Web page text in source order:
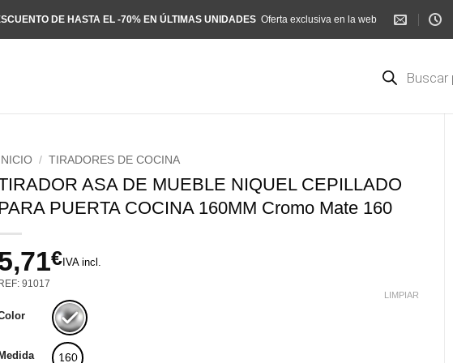
DE HASTA EL -70% EN ÚLTIMAS UNIDADES Oferta exclusiva en la web
productos
INICIO / TIRADORES DE COCINA
ASA DE MUEBLE NIQUEL CEPILLADO
PUERTA COCINA 160MM Cromo Mate 160
€ IVA incl.
91017
Medida 160
LIMPIAR